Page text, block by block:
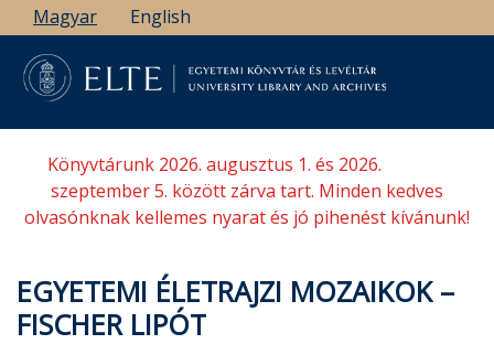
Ugrás
a
tartalomra
Magyar English
Könyvtárunk 2026. augusztus 1. és 2026.
szeptember 5. között zárva tart. Minden kedves
olvasónknak kellemes nyarat és jó pihenést kívánunk!
EGYETEMI ÉLETRAJZI MOZAIKOK –
FISCHER LIPÓT